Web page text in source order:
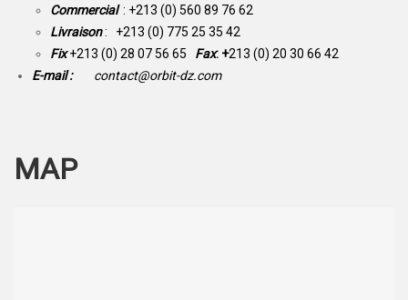
Commercial : +213 (0) 560 89 76 62
Livraison: +213 (0) 775 25 35 42
Fix +213 (0) 28 07 56 65 Fax: +213 (0) 20 30 66 42
E-mail :
contact@orbit-dz.com
MAP